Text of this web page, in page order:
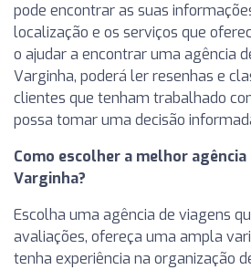
pode encontrar as suas
localização e os serviços que
o ajudar a encontrar uma agência
Varginha, poderá ler resenhas e
clientes que tenham trabalhado
possa tomar uma decisão
Como escolher a melhor
Varginha?
Escolha uma agência de viagens
avaliações, ofereça uma ampla
tenha experiência na organização